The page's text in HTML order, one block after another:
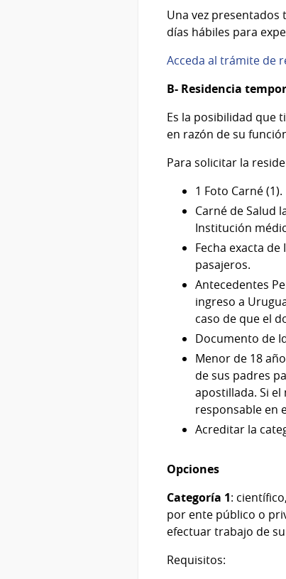
Una vez
días hábiles para
Acceda al trámite de
B- Residencia
Es la posibilidad que
en razón de su
Para solicitar la
1 Foto Carné (1).
Carné de Salud
Institución
Fecha exacta
pasajeros.
Antecedentes
ingreso a
caso de que el
Documento de
Menor de 18
de sus padres
apostillada. Si
responsable en
Acreditar la
Opciones
Categoría 1:
por ente público o
efectuar trabajo de
Requisitos: